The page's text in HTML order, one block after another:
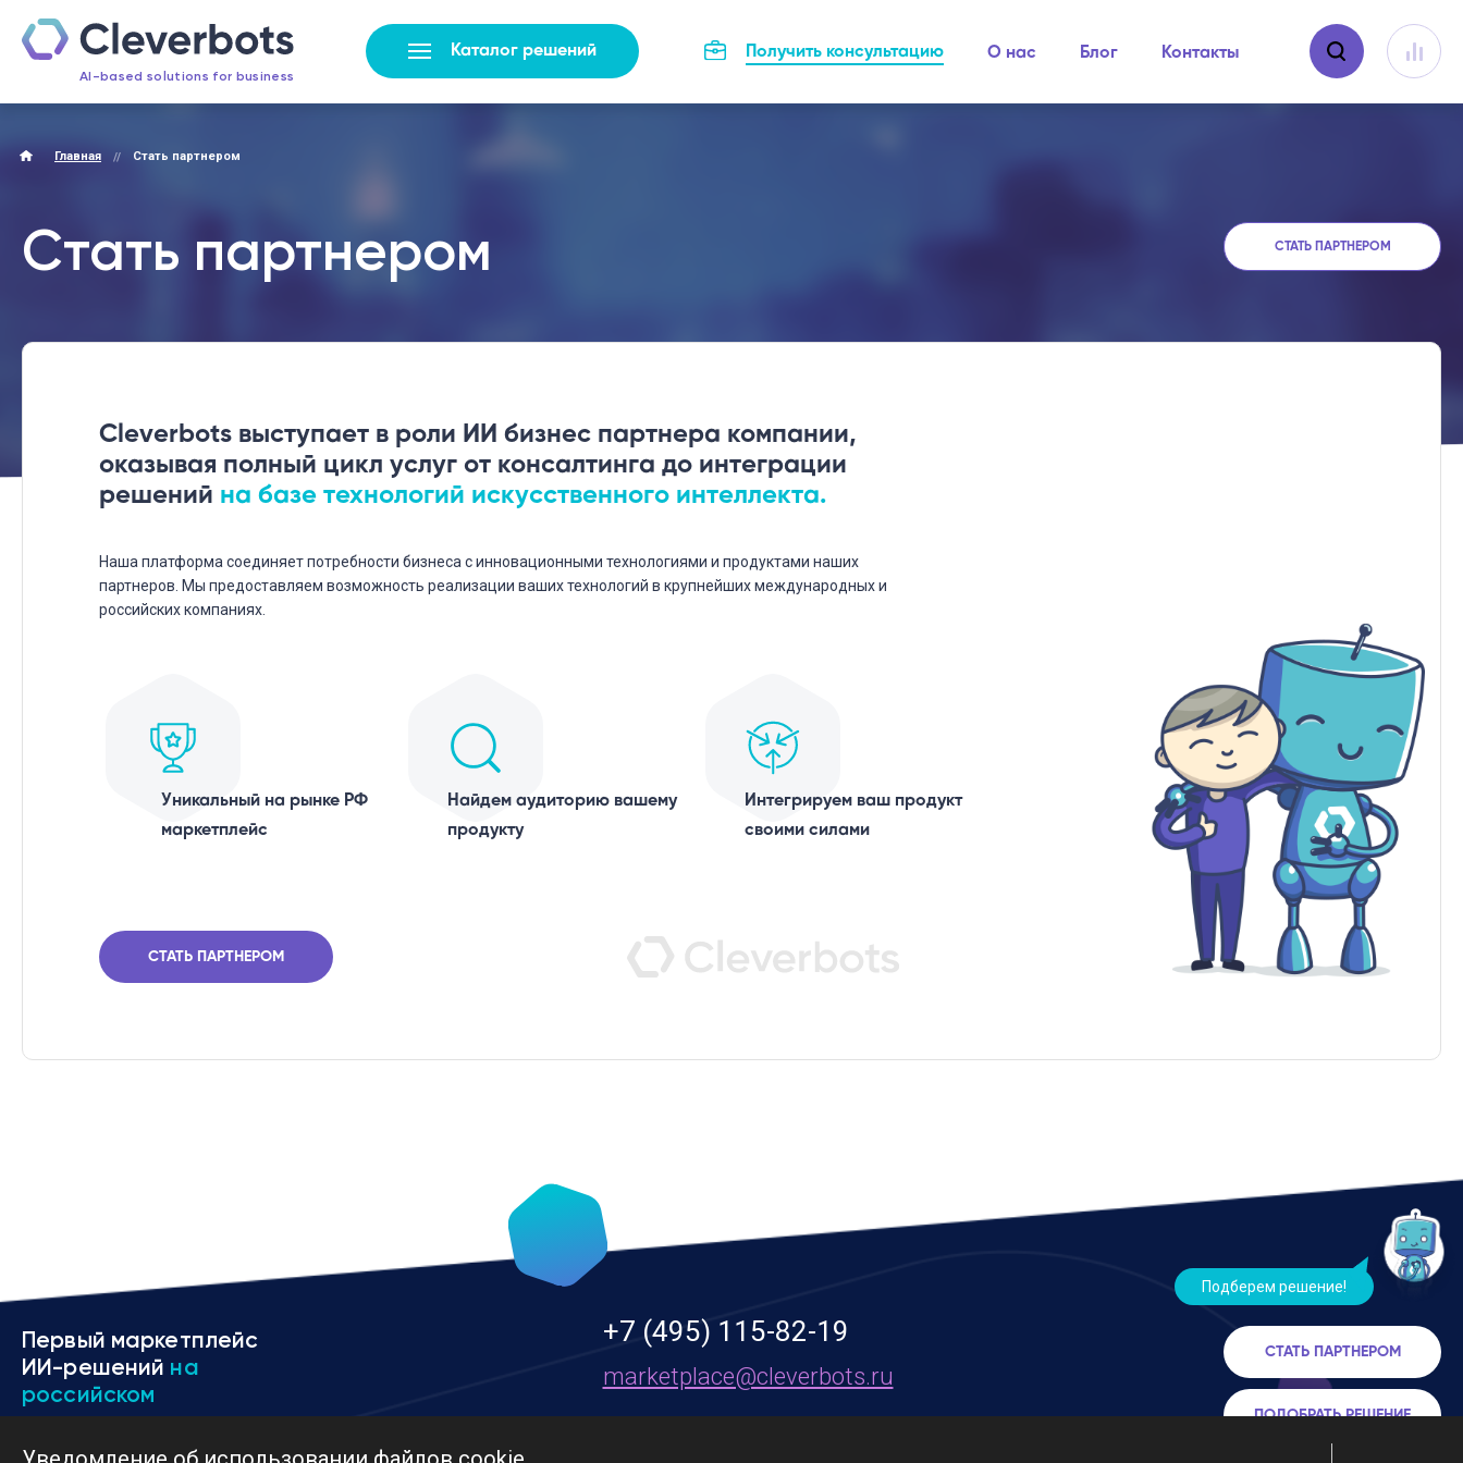
AI-based solutions for business
Каталог решений Получить консультацию О нас Блог Контакты
Главная Стать партнером
Стать партнером СТАТЬ ПАРТНЕРОМ
Cleverbots выступает в роли ИИ бизнес партнера компании,
оказывая полный цикл услуг от консалтинга до интеграции
решений на базе технологий искусственного интеллекта.
Наша платформа соединяет потребности бизнеса с инновационными технологиями и продуктами наших
партнеров. Мы предоставляем возможность реализации ваших технологий в крупнейших международных и
российских компаниях.
Уникальный на рынке РФ
маркетплейс
Найдем аудиторию вашему
продукту
Интегрируем ваш продукт
своими силами
СТАТЬ ПАРТНЕРОМ
Первый маркетплейс
ИИ-решений на
российском
рынке
+7 (495) 115-82-19
marketplace@cleverbots.ru
СТАТЬ ПАРТНЕРОМ
ПОДОБРАТЬ РЕШЕНИЕ
Подберем решение!